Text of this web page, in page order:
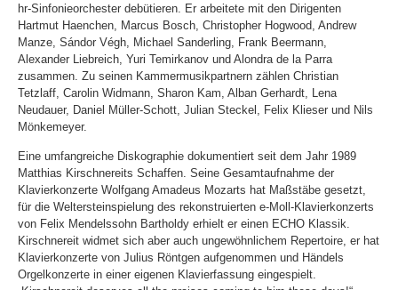
hr-Sinfonieorchester debütieren. Er arbeitete mit den Dirigenten
Hartmut Haenchen, Marcus Bosch, Christopher Hogwood, Andrew
Manze, Sándor Végh, Michael Sanderling, Frank Beermann,
Alexander Liebreich, Yuri Temirkanov und Alondra de la Parra
zusammen. Zu seinen Kammermusikpartnern zählen Christian
Tetzlaff, Carolin Widmann, Sharon Kam, Alban Gerhardt, Lena
Neudauer, Daniel Müller-Schott, Julian Steckel, Felix Klieser und Nils
Mönkemeyer.
Eine umfangreiche Diskographie dokumentiert seit dem Jahr 1989
Matthias Kirschnereits Schaffen. Seine Gesamtaufnahme der
Klavierkonzerte Wolfgang Amadeus Mozarts hat Maßstäbe gesetzt,
für die Weltersteinspielung des rekonstruierten e-Moll-Klavierkonzerts
von Felix Mendelssohn Bartholdy erhielt er einen ECHO Klassik.
Kirschnereit widmet sich aber auch ungewöhnlichem Repertoire, er hat
Klavierkonzerte von Julius Röntgen aufgenommen und Händels
Orgelkonzerte in einer eigenen Klavierfassung eingespielt.